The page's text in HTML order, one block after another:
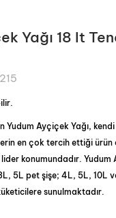
Yağı 18 lt
Yudum Ayçiçek Yağı, kendi
en çok tercih ettiği ürün
konumundadır. Yudum
5L pet şişe; 4L, 5L, 10L
sunulmaktadır.